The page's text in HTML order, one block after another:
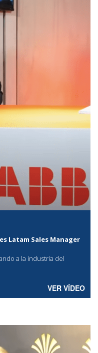
Latam Sales Manager
a la industria del
VER VÍDEO